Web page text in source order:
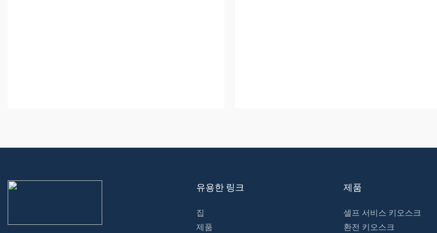
유용한 링크
집
제품
제품
셀프 서비스 키오스크
환전 키오스크